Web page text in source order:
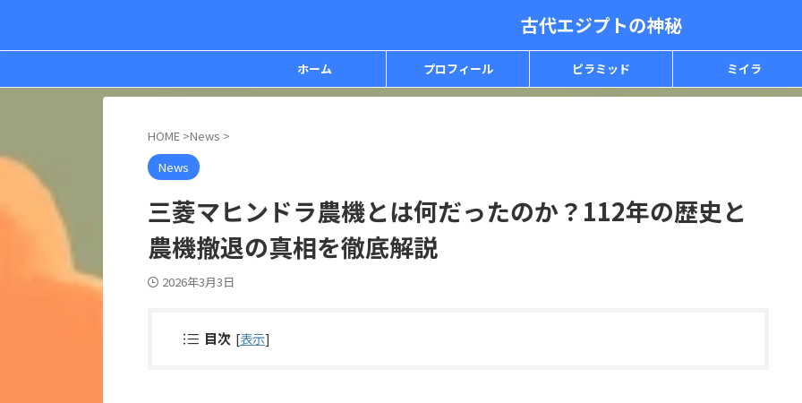
古代エジプトの神秘
ホーム プロフィール ピラミッド ミイラ
HOME >News >
News
三菱マヒンドラ農機とは何だったのか？112年の歴史と
農機撤退の真相を徹底解説
2026年3月3日
目次 [表示]